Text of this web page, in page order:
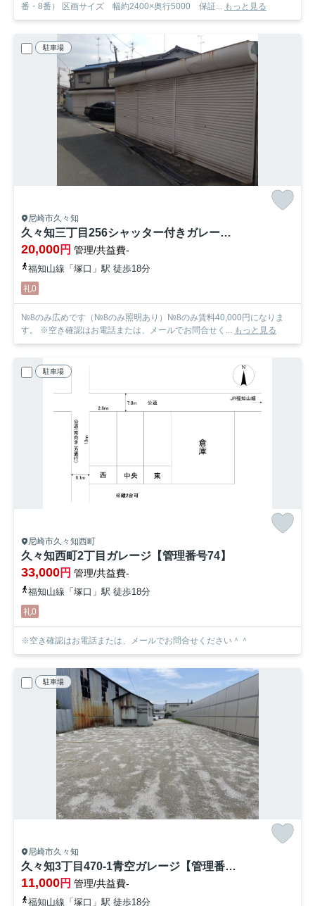
番・8番） 区画サイズ 幅約2400×奥行5000 保証... もっと見る
駐車場
尼崎市久々知
久々知三丁目256シャッター付きガレージ【管理番号：59】
20,000円 管理/共益費-
福知山線「塚口」駅 徒歩18分
礼0
№8のみ広めです（№8のみ照明あり）№8のみ賃料40,000円になりま
す。 ※空き確認はお電話または、メールでお問合せく...
もっと見る
駐車場
尼崎市久々知西町
久々知西町2丁目ガレージ【管理番号74】
33,000円 管理/共益費-
福知山線「塚口」駅 徒歩18分
礼0
※空き確認はお電話または、メールでお問合せください＾＾
駐車場
尼崎市久々知
久々知3丁目470-1青空ガレージ【管理番号66】
11,000円 管理/共益費-
福知山線「塚口」駅 徒歩18分